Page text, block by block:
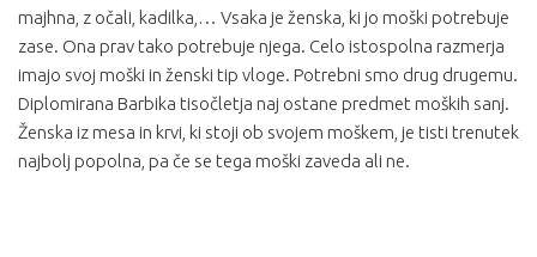
majhna, z očali, kadilka,… Vsaka je ženska, ki jo moški potrebuje
zase. Ona prav tako potrebuje njega. Celo istospolna razmerja
imajo svoj moški in ženski tip vloge. Potrebni smo drug drugemu.
Diplomirana Barbika tisočletja naj ostane predmet moških sanj.
Ženska iz mesa in krvi, ki stoji ob svojem moškem, je tisti trenutek
najbolj popolna, pa če se tega moški zaveda ali ne.